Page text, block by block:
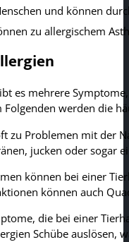
und können
zu allergischem
es mehrere
werden die
zu Problemen mit der
jucken oder sogar
können bei einer
können auch
die bei einer
Schübe auslösen,